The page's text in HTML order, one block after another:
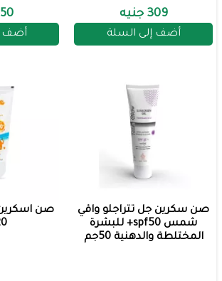
309 جنيه
أضف إلى السلة
550
أضف
صن سكرين جل تتراجلو واقي
شمس spf50+ للبشرة
المختلطة والدهنية 50جم
صن اسكرين